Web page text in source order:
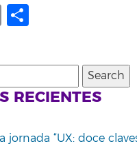
Email
RECIENTES
jornada “UX: doce